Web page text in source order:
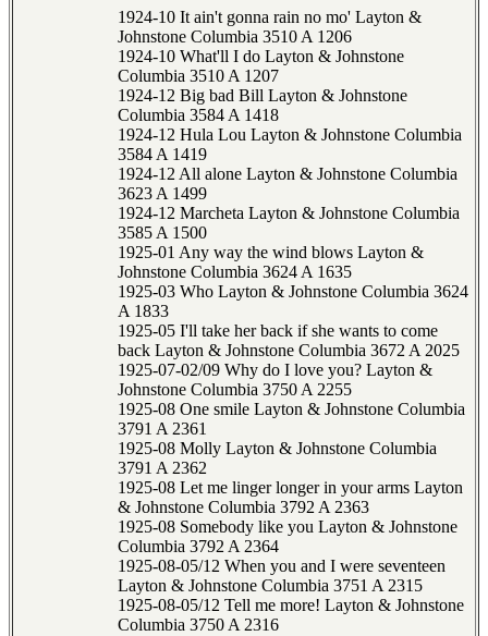
1924-10 It ain't gonna rain no mo' Layton &
Johnstone Columbia 3510 A 1206
1924-10 What'll I do Layton & Johnstone
Columbia 3510 A 1207
1924-12 Big bad Bill Layton & Johnstone
Columbia 3584 A 1418
1924-12 Hula Lou Layton & Johnstone Columbia
3584 A 1419
1924-12 All alone Layton & Johnstone Columbia
3623 A 1499
1924-12 Marcheta Layton & Johnstone Columbia
3585 A 1500
1925-01 Any way the wind blows Layton &
Johnstone Columbia 3624 A 1635
1925-03 Who Layton & Johnstone Columbia 3624
A 1833
1925-05 I'll take her back if she wants to come
back Layton & Johnstone Columbia 3672 A 2025
1925-07-02/09 Why do I love you? Layton &
Johnstone Columbia 3750 A 2255
1925-08 One smile Layton & Johnstone Columbia
3791 A 2361
1925-08 Molly Layton & Johnstone Columbia
3791 A 2362
1925-08 Let me linger longer in your arms Layton
& Johnstone Columbia 3792 A 2363
1925-08 Somebody like you Layton & Johnstone
Columbia 3792 A 2364
1925-08-05/12 When you and I were seventeen
Layton & Johnstone Columbia 3751 A 2315
1925-08-05/12 Tell me more! Layton & Johnstone
Columbia 3750 A 2316